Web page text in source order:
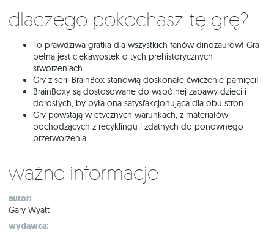
Dlaczego pokochasz tę grę?
To prawdziwa gratka dla wszystkich fanów dinozaurów! Gra
pełna jest ciekawostek o tych prehistorycznych
stworzeniach.
Gry z serii BrainBox stanowią doskonałe ćwiczenie pamięci!
BrainBoxy są dostosowane do wspólnej zabawy dzieci i
dorosłych, by była ona satysfakcjonująca dla obu stron.
Gry powstają w etycznych warunkach, z materiałów
pochodzących z recyklingu i zdatnych do ponownego
przetworzenia.
Ważne informacje
autor:
Gary Wyatt
wydawca: